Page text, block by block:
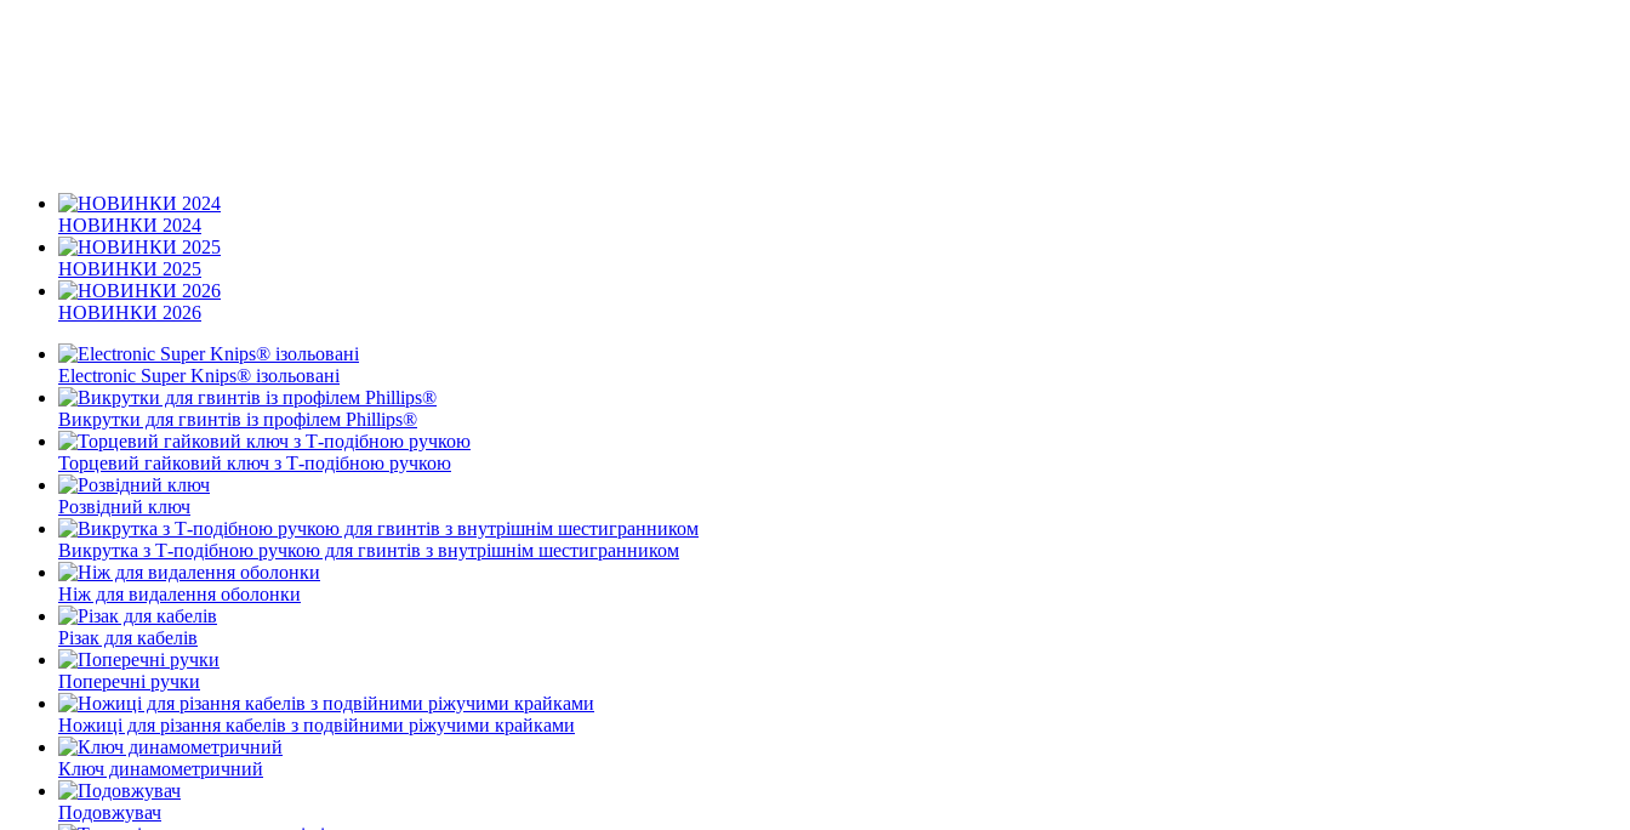
НОВИНКИ 2024
НОВИНКИ 2025
НОВИНКИ 2026
Electronic Super Knips® ізольовані
Викрутки для гвинтів із профілем Phillips®
Торцевий гайковий ключ з Т-подібною ручкою
Розвідний ключ
Викрутка з Т-подібною ручкою для гвинтів з внутрішнім шестигранником
Ніж для видалення оболонки
Різак для кабелів
Поперечні ручки
Ножиці для різання кабелів з подвійними ріжучими крайками
Ключ динамометричний
Подовжувач